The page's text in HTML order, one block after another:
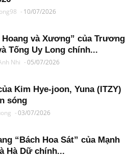
- 10/07/2026
Hoang và Xương” của Trương
Tống Uy Long chính...
Nhi -05/07/2026
Kim Hye-joon, Yuna (ITZY)
sóng
-03/07/2026
“Bách Hoa Sát” của Mạnh
Hà Dữ chính...